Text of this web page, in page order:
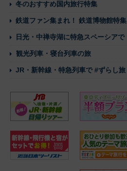
冬のおすすめ国内旅行特集
鉄道ファン集まれ！ 鉄道博物館特集
日光・中禅寺湖に特急スペーシアで
観光列車・寝台列車の旅
JR・新幹線・特急列車で #ずらし旅